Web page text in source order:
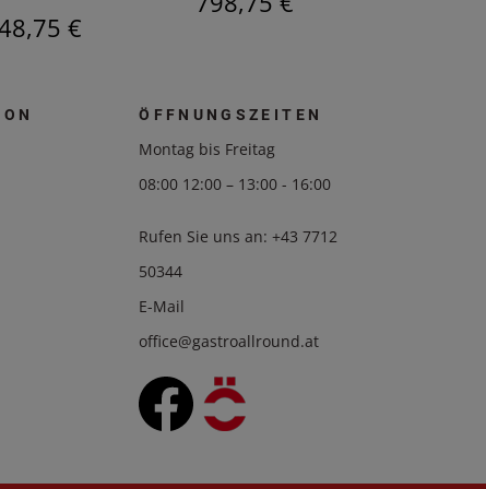
€
ÖFFNUNGSZEITEN
Montag bis Freitag
08:00 12:00 – 13:00 - 16:00
Rufen Sie uns an:+43 7712
50344
E-Mail
office@gastroallround.at